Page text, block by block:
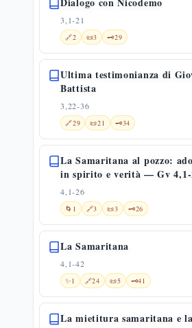
3,1-21
🔗2 📜3 🗝️29
Ultima testimonianza di
Battista
3,22-36
🔗29 📜21 🗝️34
La Samaritana al pozzo:
in spirito e verità — Gv 4,1-
4,1-26
🌀 1 🔗3 📜3 🗝️26
La Samaritana
4,1-42
✨1 🔗24 📜5 🗝️41
La mietitura samaritana e la